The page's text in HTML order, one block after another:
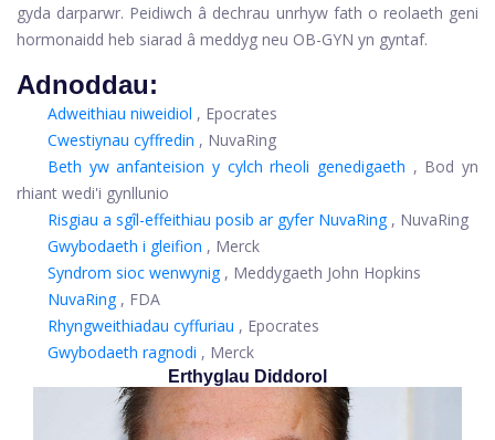
gyda darparwr. Peidiwch â dechrau unrhyw fath o reolaeth geni
hormonaidd heb siarad â meddyg neu OB-GYN yn gyntaf.
Adnoddau:
Adweithiau niweidiol , Epocrates
Cwestiynau cyffredin , NuvaRing
Beth yw anfanteision y cylch rheoli genedigaeth , Bod yn
rhiant wedi'i gynllunio
Risgiau a sgîl-effeithiau posib ar gyfer NuvaRing , NuvaRing
Gwybodaeth i gleifion , Merck
Syndrom sioc wenwynig , Meddygaeth John Hopkins
NuvaRing , FDA
Rhyngweithiadau cyffuriau , Epocrates
Gwybodaeth ragnodi , Merck
Erthyglau Diddorol